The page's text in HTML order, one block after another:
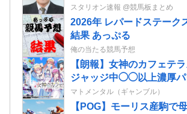
スタリオン速報 @競馬板まとめ
2026年 レパードステーク
結果 あっぷる
俺の当たる競馬予想
【朗報】女神のカフェテ
ジャッジ中◯◯以上濃厚パ
開示してくれたぞ！
マトメンタル（ギャンブル）
【POG】モーリス産駒で